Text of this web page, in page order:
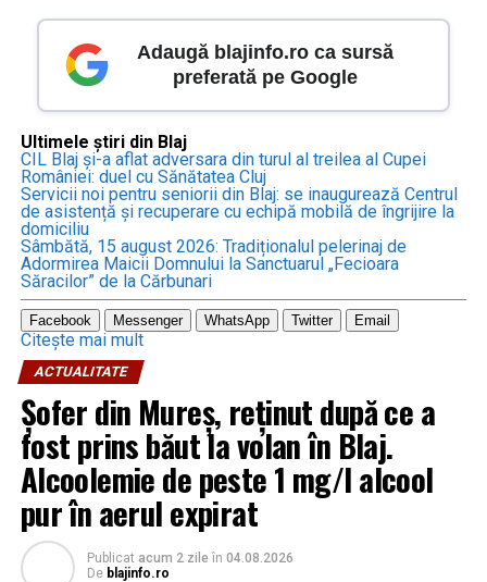
Adaugă blajinfo.ro ca sursă
preferată pe Google
Ultimele știri din Blaj
CIL Blaj și-a aflat adversara din turul al treilea al Cupei
României: duel cu Sănătatea Cluj
Servicii noi pentru seniorii din Blaj: se inaugurează Centrul
de asistență și recuperare cu echipă mobilă de îngrijire la
domiciliu
Sâmbătă, 15 august 2026: Tradiționalul pelerinaj de
Adormirea Maicii Domnului la Sanctuarul „Fecioara
Săracilor” de la Cărbunari
Facebook Messenger WhatsApp Twitter Email
Citește mai mult
ACTUALITATE
Șofer din Mureș, reținut după ce a
fost prins băut la volan în Blaj.
Alcoolemie de peste 1 mg/l alcool
pur în aerul expirat
Publicat acum 2 zile în 04.08.2026
De blajinfo.ro